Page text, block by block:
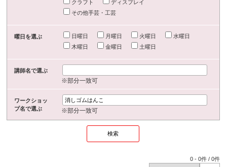
クラフト
ディスプレイ
その他手芸・工芸
曜日を選ぶ 日曜日 月曜日 火曜日
水曜日
木曜日
金曜日 土曜日
講師名で選ぶ
※部分一致可
ワークショッ
プ名で選ぶ
※部分一致可
0 -0件 /0件